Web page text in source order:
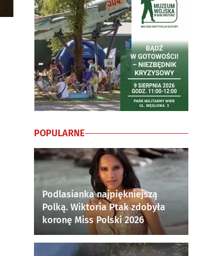
POPULARNE
Podlasianka najpiękniejszą
Polką. Wiktoria Ptak zdobyła
koronę Miss Polski 2026